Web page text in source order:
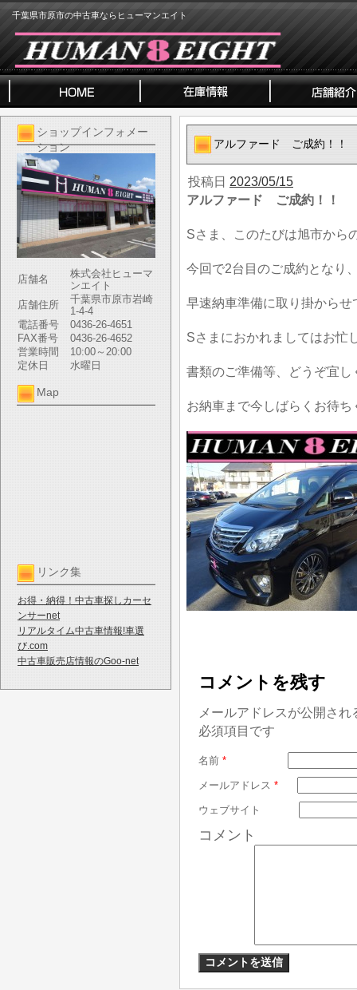
千葉県市原市の中古車ならヒューマンエイト
ショップインフォメー
ション
店舗名
株式会社ヒューマ
ンエイト
店舗住所
千葉県市原市岩崎
1-4-4
電話番号
0436-26-4651
FAX番号
0436-26-4652
営業時間
10:00～20:00
定休日
水曜日
Map
リンク集
お得・納得！中古車探しカーセ
ンサーnet
リアルタイム中古車情報!車選
び.com
中古車販売店情報のGoo-net
アルファード ご成約！！
投稿日 2023/05/15
アルファード ご成約！！
Sさま、このたびは旭市から
今回で2台目のご成約となり
早速納車準備に取り掛からせ
Sさまにおかれましてはお忙
書類のご準備等、どうぞ宜
お納車まで今しばらくお待ち
コメントを残す
メールアドレスが公開さ
必須項目です
名前 *
メールアドレス *
ウェブサイト
コメント